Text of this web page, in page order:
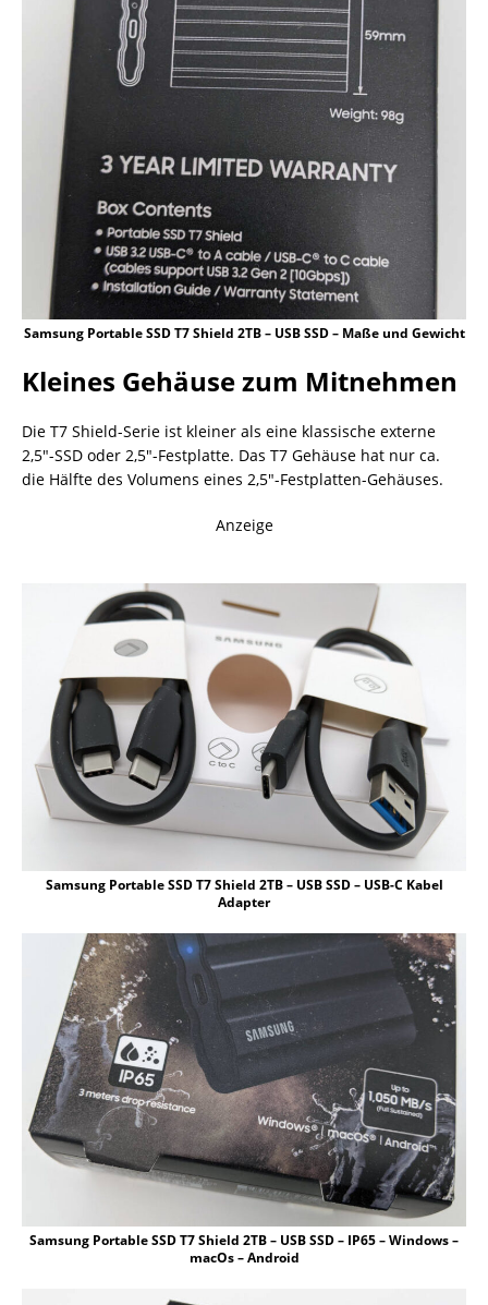
Samsung Portable SSD T7 Shield 2TB – USB SSD – Maße und Gewicht
Kleines Gehäuse zum Mitnehmen
Die T7 Shield-Serie ist kleiner als eine klassische externe
2,5″-SSD oder 2,5″-Festplatte. Das T7 Gehäuse hat nur ca.
die Hälfte des Volumens eines 2,5″-Festplatten-Gehäuses.
Anzeige
Samsung Portable SSD T7 Shield 2TB – USB SSD – USB-C Kabel
Adapter
Samsung Portable SSD T7 Shield 2TB – USB SSD – IP65 – Windows –
macOs – Android